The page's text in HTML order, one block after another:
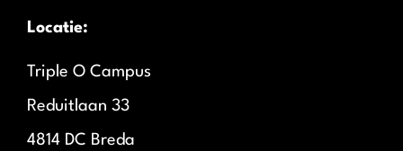
Locatie:
Triple O Campus
Reduitlaan 33
4814 DC Breda